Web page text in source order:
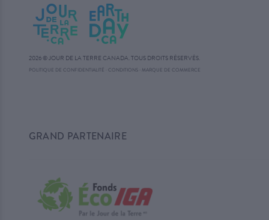
2026 © JOUR DE LA TERRE CANADA. TOUS DROITS RÉSERVÉS.
POLITIQUE DE CONFIDENTIALITÉ CONDITIONS·MARQUE DE COMMERCE
GRAND PARTENAIRE